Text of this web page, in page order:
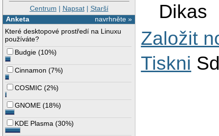
Centrum | Napsat| Starší
navrhněte »
Anketa
Které desktopové prostředí na Linuxu
používáte?
Budgie (10%)
Cinnamon (7%)
COSMIC (2%)
GNOME (18%)
KDE Plasma (30%)
Dikas
Založit
Tiskni